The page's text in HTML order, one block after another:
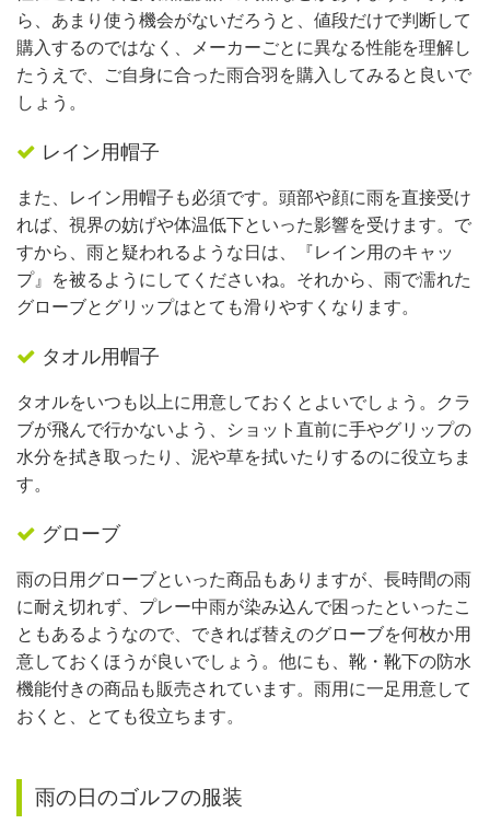
ら、あまり使う機会がないだろうと、値段だけで判断して
購入するのではなく、メーカーごとに異なる性能を理解し
たうえで、ご自身に合った雨合羽を購入してみると良いで
しょう。
レイン用帽子
また、レイン用帽子も必須です。頭部や顔に雨を直接受け
れば、視界の妨げや体温低下といった影響を受けます。で
すから、雨と疑われるような日は、『レイン用のキャッ
プ』を被るようにしてくださいね。それから、雨で濡れた
グローブとグリップはとても滑りやすくなります。
タオル用帽子
タオルをいつも以上に用意しておくとよいでしょう。クラ
ブが飛んで行かないよう、ショット直前に手やグリップの
水分を拭き取ったり、泥や草を拭いたりするのに役立ちま
す。
グローブ
雨の日用グローブといった商品もありますが、長時間の雨
に耐え切れず、プレー中雨が染み込んで困ったといったこ
ともあるようなので、できれば替えのグローブを何枚か用
意しておくほうが良いでしょう。他にも、靴・靴下の防水
機能付きの商品も販売されています。雨用に一足用意して
おくと、とても役立ちます。
雨の日のゴルフの服装